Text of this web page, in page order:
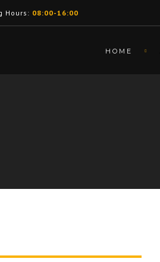
Hours: 08:00-16:00
HOME